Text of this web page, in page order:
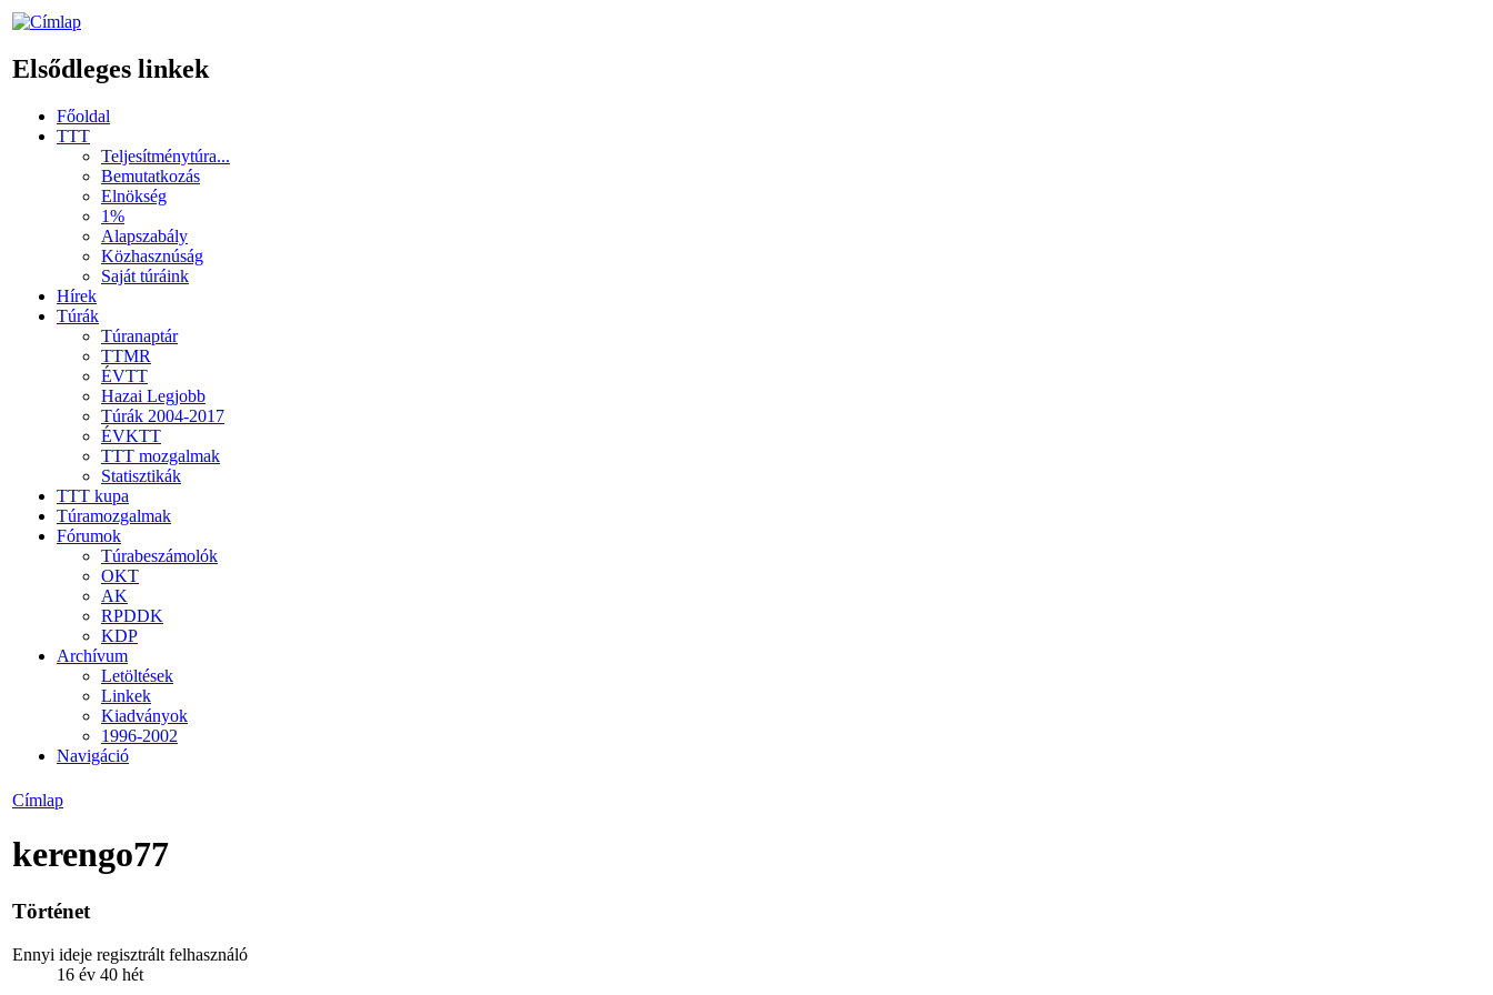
Elsődleges linkek
Főoldal
TTT
Teljesítménytúra...
Bemutatkozás
Elnökség
1%
Alapszabály
Közhasznúság
Saját túráink
Hírek
Túrák
Túranaptár
TTMR
ÉVTT
Hazai Legjobb
Túrák 2004-2017
ÉVKTT
TTT mozgalmak
Statisztikák
TTT kupa
Túramozgalmak
Fórumok
Túrabeszámolók
OKT
AK
RPDDK
KDP
Archívum
Letöltések
Linkek
Kiadványok
1996-2002
Navigáció
Címlap
kerengo77
Történet
Ennyi ideje regisztrált felhasználó
16 év 40 hét